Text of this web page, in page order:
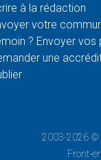
à la rédaction
votre
? Envoyer vos
une
2003-2026 ©
Front-